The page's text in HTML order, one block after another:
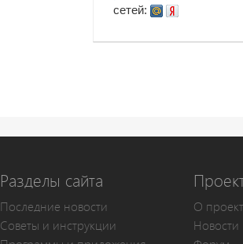
сетей:
Разделы сайта
Последние новости
Советы и инструкции
О
Новости